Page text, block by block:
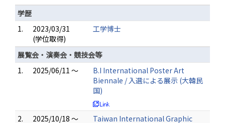
学歴
1.
2023/03/31
(学位取得)
工学博士
展覧会・演奏会・競技会等
1.
2025/06/11 ～
B.I International Poster Art
Biennale / 入選による展示 (大韓民
国)
2. 2025/10/18 ～ Taiwan International Graphic